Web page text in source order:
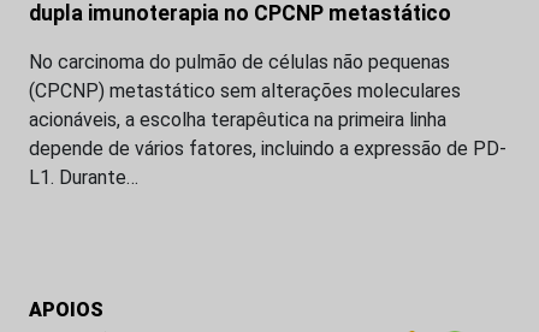
dupla imunoterapia no CPCNP metastático
No carcinoma do pulmão de células não pequenas
(CPCNP) metastático sem alterações moleculares
acionáveis, a escolha terapêutica na primeira linha
depende de vários fatores, incluindo a expressão de PD-
L1. Durante…
APOIOS